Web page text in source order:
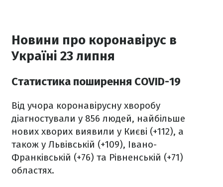
Новини про коронавірус в
Україні 23 липня
Статистика поширення COVID-19
Від учора коронавірусну хворобу
діагностували у 856 людей, найбільше
нових хворих виявили у Києві (+112), а
також у Львівській (+109), Івано-
Франківській (+76) та Рівненській (+71)
областях.